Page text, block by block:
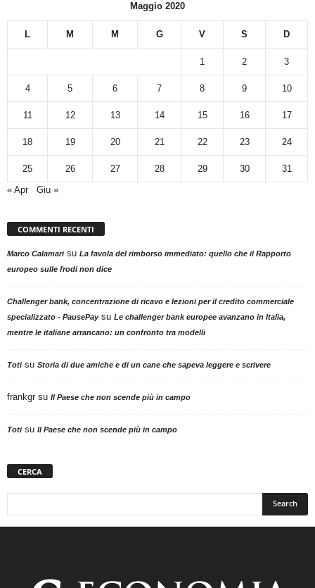
Maggio 2020
L M M G V S D
1 2 3
4 5 6 7 8 9 10
11 12 13 14 15 16 17
18 19 20 21 22 23 24
25 26 27 28 29 30
31
« Apr
Giu »
COMMENTI RECENTI
Marco Calamarisu La favola del rimborso immediato: quello che il Rapporto
europeo sulle frodi non dice
Challenger bank, concentrazione di ricavo e lezioni per il credito commerciale
specializzato - PausePaysu Le challenger bank europee avanzano in Italia,
mentre le italiane arrancano: un confronto tra modelli
Totisu Storia di due amiche e di un cane che sapeva leggere e scrivere
frankgr su Il Paese che non scende più in campo
Totisu Il Paese che non scende più in campo
CERCA